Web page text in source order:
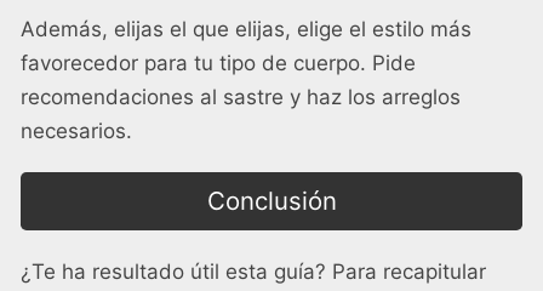
Además, elijas el que elijas, elige el estilo más
favorecedor para tu tipo de cuerpo. Pide
recomendaciones al sastre y haz los arreglos
necesarios.
Conclusión
¿Te ha resultado útil esta guía? Para recapitular